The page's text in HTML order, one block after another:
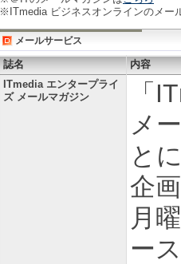
※ITmedia ビジネスオンラインのメー
メールサービス
誌名
内容
ITmedia エンタープライ
ズ メールマガジン
「
メ
と
企
月
ー